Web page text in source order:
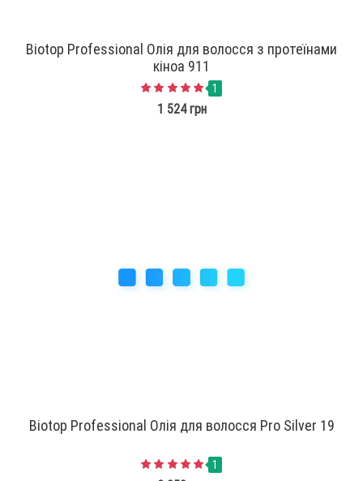
Biotop Professional Олія для волосся з протеїнами
кіноа 911
1
1 524 грн
Biotop Professional Олія для волосся Pro Silver 19
1